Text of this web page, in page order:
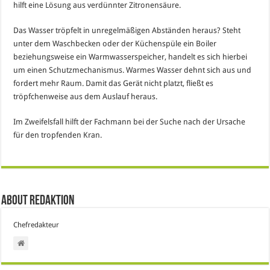
hilft eine Lösung aus verdünnter Zitronensäure.
Das Wasser tröpfelt in unregelmäßigen Abständen heraus? Steht
unter dem Waschbecken oder der Küchenspüle ein Boiler
beziehungsweise ein Warmwasserspeicher, handelt es sich hierbei
um einen Schutzmechanismus. Warmes Wasser dehnt sich aus und
fordert mehr Raum. Damit das Gerät nicht platzt, fließt es
tröpfchenweise aus dem Auslauf heraus.
Im Zweifelsfall hilft der Fachmann bei der Suche nach der Ursache
für den tropfenden Kran.
About Redaktion
Chefredakteur